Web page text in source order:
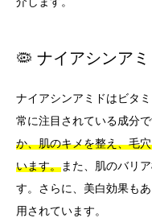
🦠 ナイアシンアミ
ナイアシンアミドはビタ
常に注目されている成分で
か、肌のキメを整え、毛
います。また、肌のバリ
す。さらに、美白効果も
用されています。